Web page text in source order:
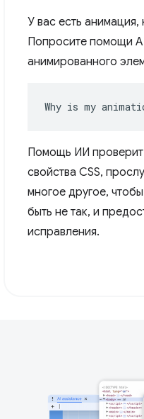
У вас есть анимация,
Попросите помощи
анимированного
Why is my
Помощь ИИ
свойства CSS,
многое другое,
быть не так, и
исправления.